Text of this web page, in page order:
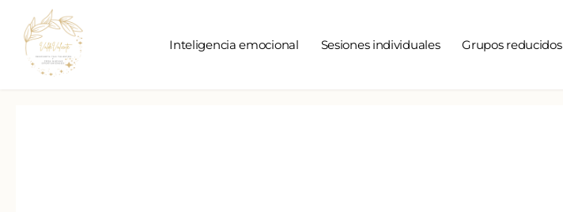
Inteligencia emocional Sesiones individuales Grupos reducidos